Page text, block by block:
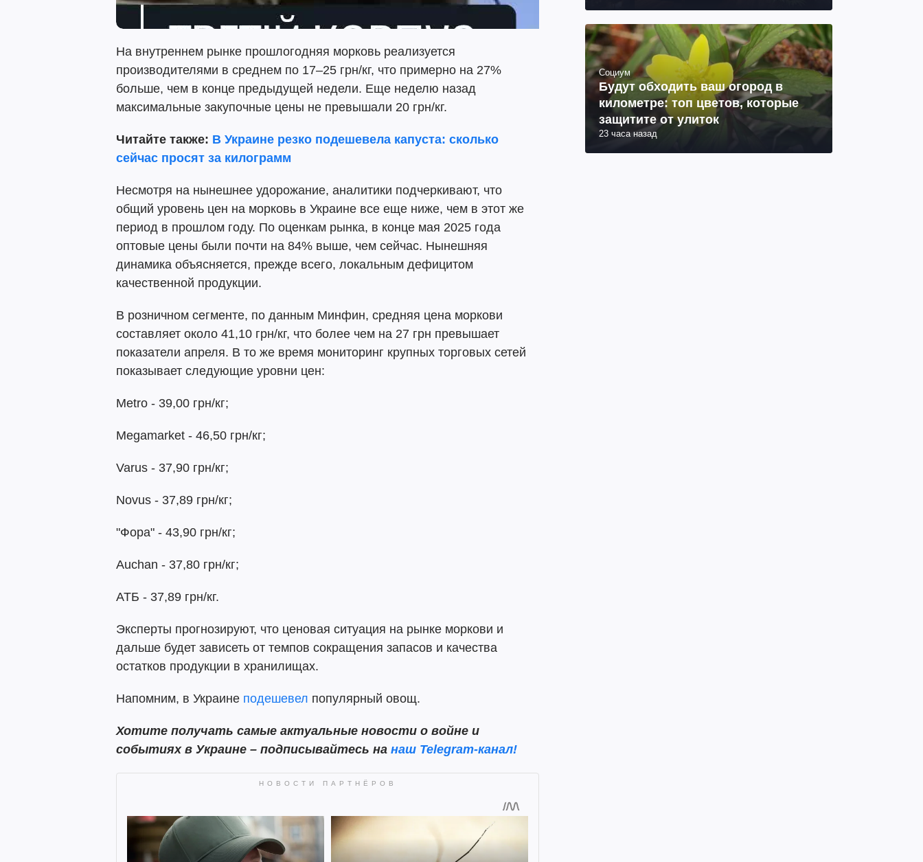
На внутреннем рынке прошлогодняя морковь реализуется
производителями в среднем по 17–25 грн/кг, что примерно на 27%
больше, чем в конце предыдущей недели. Еще неделю назад
максимальные закупочные цены не превышали 20 грн/кг.
Читайте также: В Украине резко подешевела капуста: сколько
сейчас просят за килограмм
Несмотря на нынешнее удорожание, аналитики подчеркивают, что
общий уровень цен на морковь в Украине все еще ниже, чем в этот же
период в прошлом году. По оценкам рынка, в конце мая 2025 года
оптовые цены были почти на 84% выше, чем сейчас. Нынешняя
динамика объясняется, прежде всего, локальным дефицитом
качественной продукции.
В розничном сегменте, по данным Минфин, средняя цена моркови
составляет около 41,10 грн/кг, что более чем на 27 грн превышает
показатели апреля. В то же время мониторинг крупных торговых сетей
показывает следующие уровни цен:
Metro - 39,00 грн/кг;
Megamarket - 46,50 грн/кг;
Varus - 37,90 грн/кг;
Novus - 37,89 грн/кг;
"Фора" - 43,90 грн/кг;
Auchan - 37,80 грн/кг;
АТБ - 37,89 грн/кг.
Эксперты прогнозируют, что ценовая ситуация на рынке моркови и
дальше будет зависеть от темпов сокращения запасов и качества
остатков продукции в хранилищах.
Напомним, в Украине подешевел популярный овощ.
Хотите получать самые актуальные новости о войне и
событиях в Украине – подписывайтесь на наш Telegram-канал!
Социум
Будут обходить ваш огород в
километре: топ цветов, которые
защитите от улиток
23 часа назад